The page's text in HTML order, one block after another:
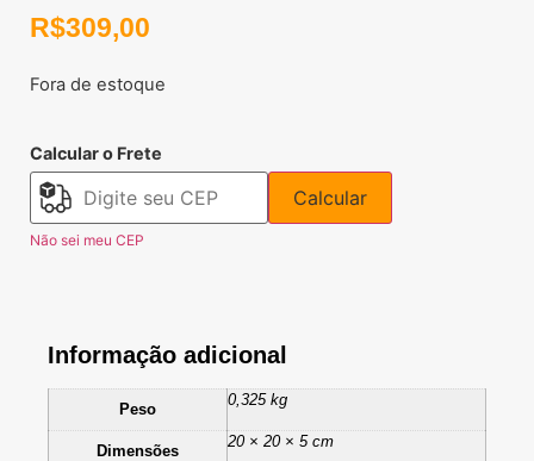
R$309,00
Fora de estoque
Calcular o Frete
Calcular
Não sei meu CEP
Informação adicional
Peso
0,325 kg
Dimensões
20 × 20 × 5 cm